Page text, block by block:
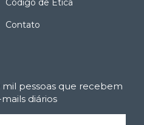
Código de Ética
Contato
pessoas que recebem
diários